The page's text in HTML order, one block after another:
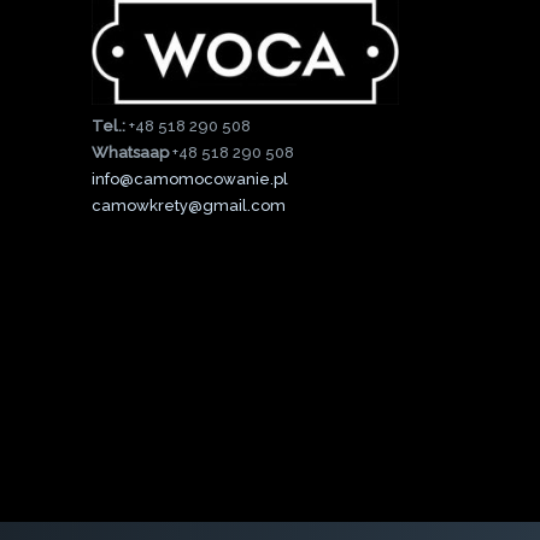
Tel.: +48 518 290 508
Whatsaap+48 518 290 508
info@camomocowanie.pl
camowkrety@gmail.com